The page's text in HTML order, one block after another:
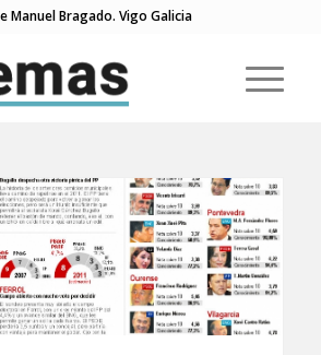
Manuel Bragado. Vigo Galicia